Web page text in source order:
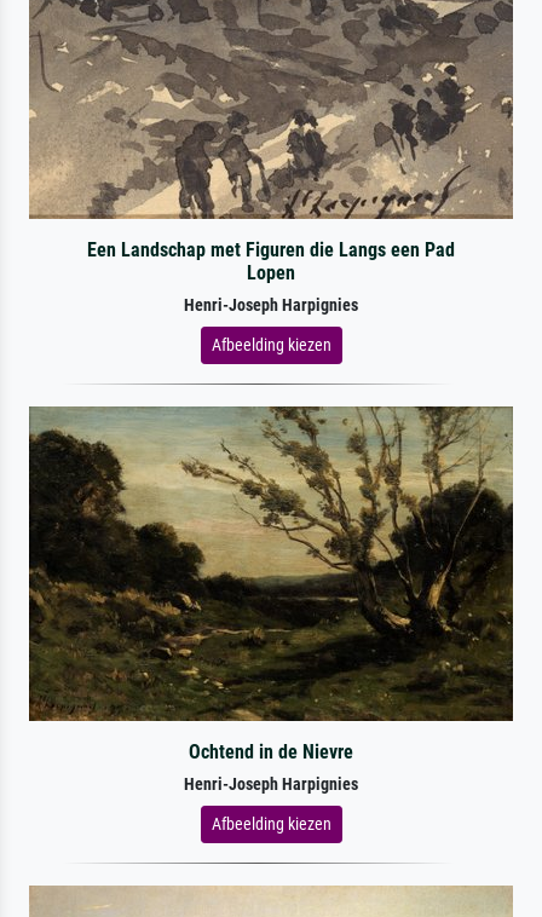
Een Landschap met Figuren die Langs een Pad
Lopen
Henri-Joseph Harpignies
Afbeelding kiezen
Ochtend in de Nievre
Henri-Joseph Harpignies
Afbeelding kiezen